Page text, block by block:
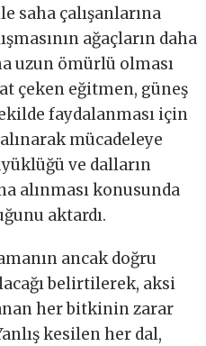
saha çalışanlarına
ağaçların daha
uzun ömürlü olması
çeken eğitmen, güneş
faydalanması için
mücadeleye
ve dalların
alınması konusunda
aktardı.
ancak doğru
belirtilerek, aksi
her bitkinin zarar
kesilen her dal,